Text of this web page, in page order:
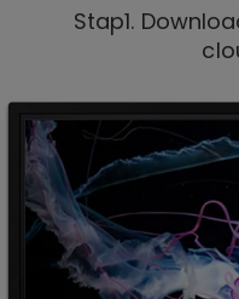
Stap1.